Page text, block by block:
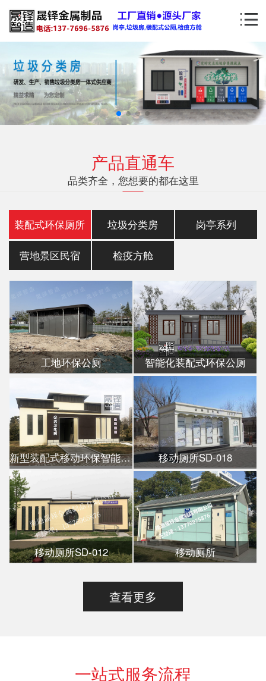
产品直通车
品类齐全，您想要的都在这里
装配式环保厕所 垃圾分类房 岗亭系列
营地景区民宿 检疫方舱
工地环保公厕 智能化装配式环保公厕
新型装配式移动环保智能公厕 移动厕所SD-018
移动厕所SD-012 移动厕所
查看更多
一站式服务流程